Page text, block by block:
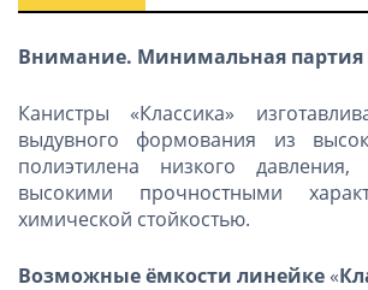
Внимание. Минимальная партия
Канистры «Классика»
выдувного формования из
полиэтилена низкого давления,
высокими прочностными
химической стойкостью.
Возможные ёмкости линейке «